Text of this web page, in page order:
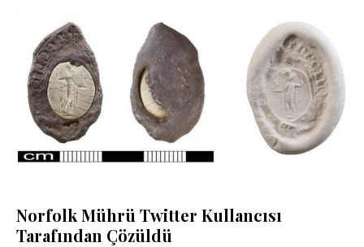
Norfolk Mührü Twitter Kullancısı
Tarafından Çözüldü